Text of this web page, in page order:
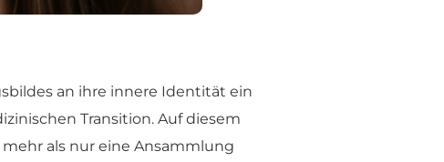
an ihre innere Identität ein
Transition. Auf diesem
als nur eine Ansammlung